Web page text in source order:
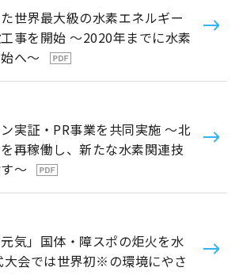
世界最大級の水素エネルギー
事を開始 ～2020年までに水素
へ～
実証・PR事業を共同実施 ～北
再稼働し、新たな水素関連技
～
元気」国体・障スポの炬火を水
大会では世界初※の環境にやさ